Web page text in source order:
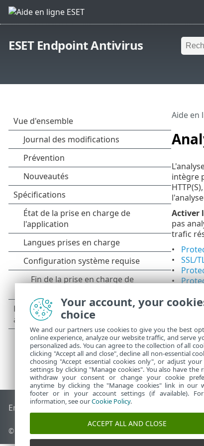
ESET Endpoint Antivirus
Aide en
intègre
Activer
pas
trafic
SSL/
End of Life Base de connaissances ESET
© 1992 - 2026 ESET, spol. s r.o. - Tous droits réservés.
Your account, your
choice
We and our partners use cookies to give you the best
online experience, analyze our website traffic, and serve
personalized ads. You can agree to the collection of all
clicking "Accept all and close", decline all non-essential
choosing "Accept essential cookies only", or adjust your
settings by clicking "Manage cookies". You also have the
withdraw your consent or change your cookie
anytime by clicking the "Manage cookies" link in our
footer or in your account settings (if available).
information, see ourCookie Policy.
ACCEPT ALL AND CLOSE